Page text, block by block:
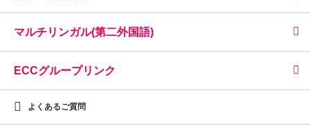
マルチリンガル(第二外国語)
ECCグループリンク
よくあるご質問